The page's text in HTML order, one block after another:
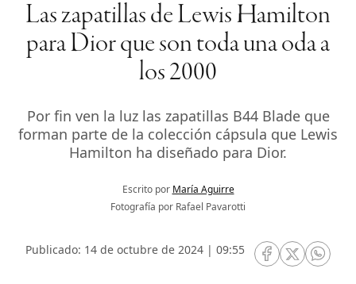
Las zapatillas de Lewis Hamilton
para Dior que son toda una oda a
los 2000
Por fin ven la luz las zapatillas B44 Blade que
forman parte de la colección cápsula que Lewis
Hamilton ha diseñado para Dior.
Escrito por María Aguirre
Fotografía por Rafael Pavarotti
Publicado: 14 de octubre de 2024 | 09:55
RRSS Facebook
RRSSRRSS